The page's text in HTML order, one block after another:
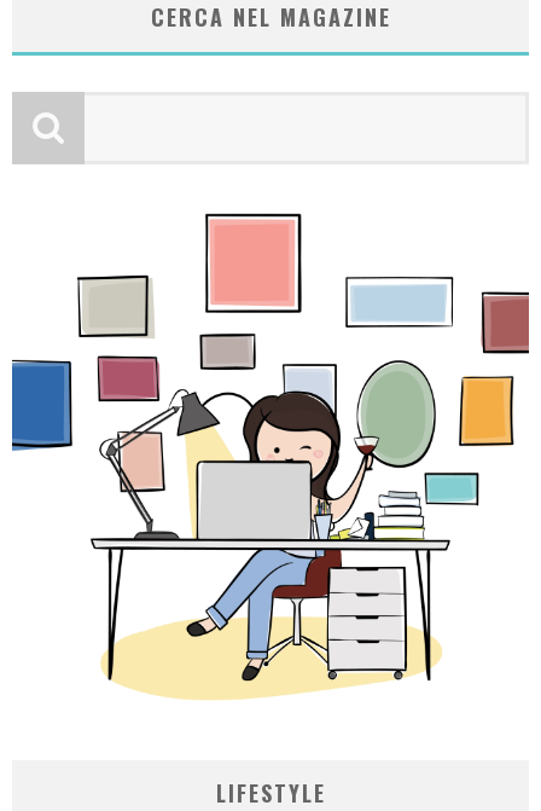
CERCA NEL MAGAZINE
LIFESTYLE